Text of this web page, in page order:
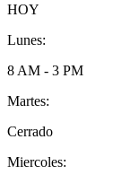
HOY
Lunes:
8 AM - 3 PM
Martes:
Cerrado
Miercoles: